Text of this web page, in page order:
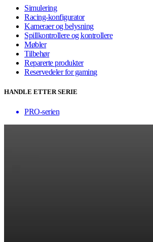
Simulering
Racing-konfigurator
Kameraer og belysning
Spillkontrollere og kontrollere
Møbler
Tilbehør
Reparerte produkter
Reservedeler for gaming
HANDLE ETTER SERIE
PRO-serien